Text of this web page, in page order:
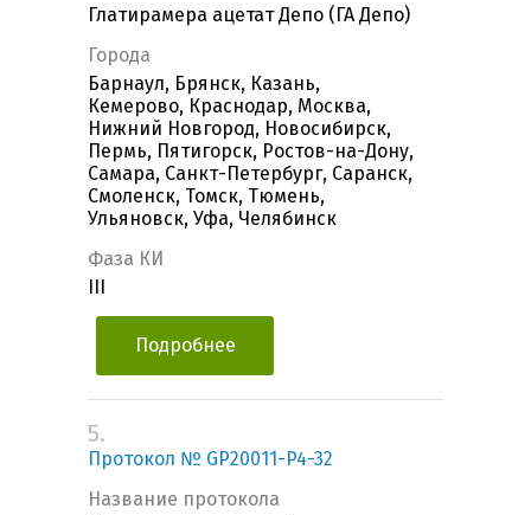
Глатирамера ацетат Депо (ГА Депо)
Города
Барнаул, Брянск, Казань,
Кемерово, Краснодар, Москва,
Нижний Новгород, Новосибирск,
Пермь, Пятигорск, Ростов-на-Дону,
Самара, Санкт-Петербург, Саранск,
Смоленск, Томск, Тюмень,
Ульяновск, Уфа, Челябинск
Фаза КИ
Подробнее
5.
Протокол № GP20011-P4-32
Название протокола